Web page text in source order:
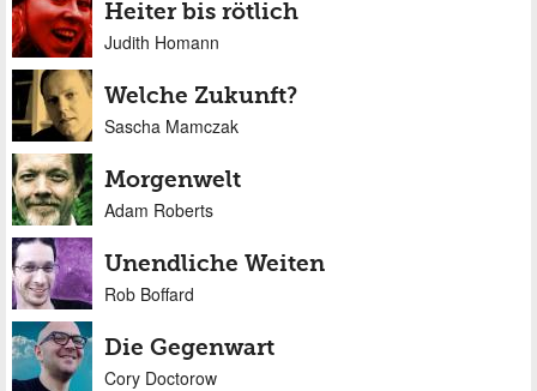
Heiter bis rötlich
Judith Homann
Welche Zukunft?
Sascha Mamczak
Morgenwelt
Adam Roberts
Unendliche Weiten
Rob Boffard
Die Gegenwart
Cory Doctorow